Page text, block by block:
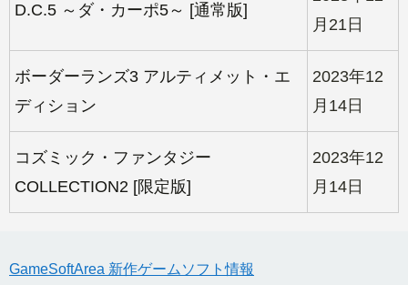
D.C.5 ～ダ・カーポ5～ [通常版]
月21日
ボーダーランズ3 アルティメット・エ
ディション
2023年12
月14日
コズミック・ファンタジー
COLLECTION2 [限定版]
2023年12
月14日
GameSoftArea 新作ゲームソフト情報